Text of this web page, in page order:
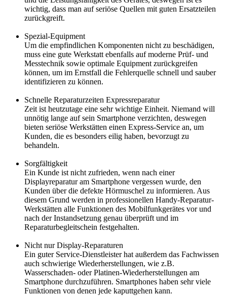
wichtig, dass man auf seriöse Quellen mit guten Ersatzteilen
zurückgreift.
Spezial-Equipment
Um die empfindlichen Komponenten nicht zu beschädigen,
muss eine gute Werkstatt ebenfalls auf moderne Prüf- und
Messtechnik sowie optimale Equipment zurückgreifen
können, um im Ernstfall die Fehlerquelle schnell und sauber
identifizieren zu können.
Schnelle Reparaturzeiten Expressreparatur
Zeit ist heutzutage eine sehr wichtige Einheit. Niemand will
unnötig lange auf sein Smartphone verzichten, deswegen
bieten seriöse Werkstätten einen Express-Service an, um
Kunden, die es besonders eilig haben, bevorzugt zu
behandeln.
Sorgfältigkeit
Ein Kunde ist nicht zufrieden, wenn nach einer
Displayreparatur am Smartphone vergessen wurde, den
Kunden über die defekte Hörmuschel zu informieren. Aus
diesem Grund werden in professionellen Handy-Reparatur-
Werkstätten alle Funktionen des Mobilfunkgerätes vor und
nach der Instandsetzung genau überprüft und im
Reparaturbegleitschein festgehalten.
Nicht nur Display-Reparaturen
Ein guter Service-Dienstleister hat außerdem das Fachwissen
auch schwierige Wiederherstellungen, wie z.B.
Wasserschaden- oder Platinen-Wiederherstellungen am
Smartphone durchzuführen. Smartphones haben sehr viele
Funktionen von denen jede kaputtgehen kann.